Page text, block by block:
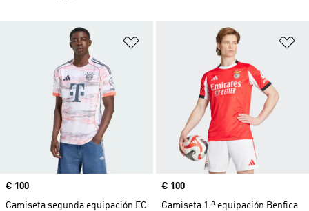
Añadir a la lista de deseos
Precio
€ 100
Camiseta segunda equipación FC
Precio
€ 100
Camiseta 1.ª equipación Benfica